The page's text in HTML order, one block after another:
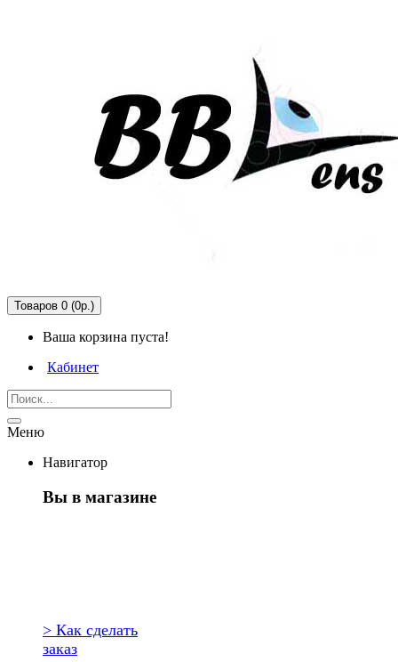
Товаров 0 (0р.)
Ваша корзина пуста!
Кабинет
Меню
Навигатор
Вы в магазине
> Как сделать
заказ